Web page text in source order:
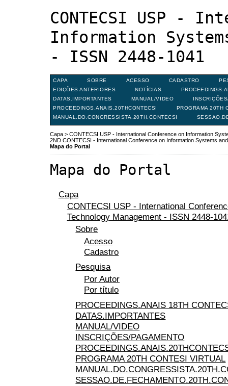
CONTECSI USP -
Information
- ISSN 2448-1041
CAPA SOBRE ACESSO CADASTRO
EDIÇÕES ANTERIORES
NOTÍCIAS
DATAS.IMPORTANTES
MANUAL/VIDEO
PROCEEDINGS.ANAIS.20THCONTECSI
PROGRAMA 20TH
MANUAL.DO.CONGRESSISTA.20TH.CONTECSI
Capa > CONTECSI USP - International Conference on Information
2ND CONTECSI - International Conference on Information Systems
Mapa do Portal
Mapa do Portal
Capa
CONTECSI USP - International
Technology Management - ISSN 2448-
Sobre
Acesso
Cadastro
Pesquisa
Por Autor
Por título
PROCEEDINGS.ANAIS 18TH
DATAS.IMPORTANTES
MANUAL/VIDEO
INSCRIÇÕES/PAGAMENTO
PROGRAMA 20TH CONTESI VIRTUAL